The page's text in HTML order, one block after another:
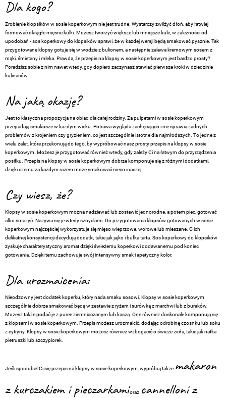
Dla kogo?
Zrobienie klopsików w sosie koperkowym nie jest trudne. Wystarczy zwilżyć dłoń, aby łatwiej
formować okrągłe mięsne kulki. Możesz tworzyć większe lub mniejsze kule, w zależności od
upodobań - sos koperkowy do klopsików sprawi, że w każdej wersji będą smakować pysznie. Tak
przygotowane klopsy gotuje się w wodzie z bulionem, a następnie zalewa kremowym sosem z
mąki, śmietany i mleka. Prawda, że przepis na klopsy w sosie koperkowym jest bardzo prosty?
Poradzisz sobie z nim nawet wtedy, gdy dopiero zaczynasz stawiać pierwsze kroki w dziedzinie
kulinariów.
Na jaką okazję?
Jest to klasyczna propozycja na obiad dla całej rodziny. Za pulpetami w sosie koperkowym
przepadają smakosze w każdym wieku. Potrawa wygląda zachęcająco i nie sprawia żadnych
problemów z krojeniem czy gryzieniem, co jest szczególnie istotne dla najmłodszych. To jedne z
wielu zalet, które przekonują do tego, by wypróbować nasz prosty przepis na klopsy w sosie
koperkowym. Możesz je przygotować również wtedy, gdy zależy Ci na łatwym do przyrządzenia
posiłku. Przepis na klopsy w sosie koperkowym dobrze komponuje się z różnymi dodatkami,
dzięki czemu za każdym razem może smakować nieco inaczej.
Czy wiesz, że?
Klopsy w sosie koperkowym można nadziewać lub zostawić jednorodne, a potem piec, gotować
albo smażyć. Nazywa się je wtedy sznyclami. Do przygotowania klopsów gotowanych w sosie
koperkowym najczęściej wykorzystuje się mięso wieprzowe, wołowe lub mieszane. O ich
delikatnej konsystencji decydują dodatki, takie jak jajko i bułka tarta. Sos koperkowy do klopsików
zyskuje charakterystyczny aromat dzięki świeżemu koperkowi dodawanemu pod koniec
gotowania. Dzięki temu zachowuje swój intensywny smak i apetyczny kolor.
Dla urozmaicenia:
Nieodzowny jest dodatek koperku, który nada smaku sosowi. Klopsy w sosie koperkowym
szczególnie dobrze smakować będą w zestawie z ryżem i surówką z marchwi lub z buraków.
Możesz także podać je z puree ziemniaczanym lub kaszą. One również doskonale komponują się
z klopsami w sosie koperkowym. Przepis możesz urozmaicić, dodając odrobinę czosnku lub soku
z cytryny. Klopsy w sosie koperkowym możesz również wzbogacić o świeże zioła, takie jak natka
pietruszki lub szczypiorek.
Jeśli spodobał Ci się przepis na klopsy w sosie koperkowym, wypróbuj także makaron
z kurczakiem i pieczarkamioraz cannelloni z